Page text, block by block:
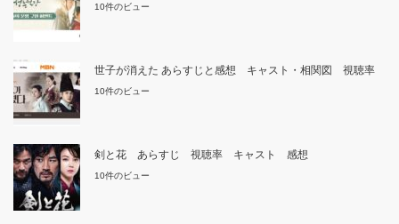
10件のビュー
世子が消えた あらすじと感想 キャスト・相関図 視聴率
10件のビュー
剣と花 あらすじ 視聴率 キャスト 感想
10件のビュー